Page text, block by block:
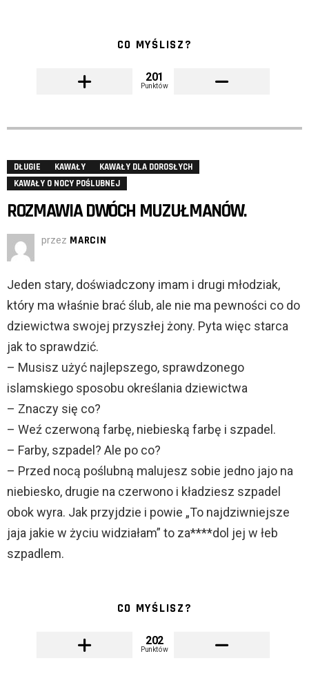
CO MYŚLISZ?
201
Punktów
DŁUGIE KAWAŁY
KAWAŁY DLA DOROSŁYCH
KAWAŁY O NOCY POŚLUBNEJ
ROZMAWIA DWÓCH MUZUŁMANÓW.
przez MARCIN
Jeden stary, doświadczony imam i drugi młodziak,
który ma właśnie brać ślub, ale nie ma pewności co do
dziewictwa swojej przyszłej żony. Pyta więc starca
jak to sprawdzić.
– Musisz użyć najlepszego, sprawdzonego
islamskiego sposobu określania dziewictwa
– Znaczy się co?
– Weź czerwoną farbę, niebieską farbę i szpadel.
– Farby, szpadel? Ale po co?
– Przed nocą poślubną malujesz sobie jedno jajo na
niebiesko, drugie na czerwono i kładziesz szpadel
obok wyra. Jak przyjdzie i powie „To najdziwniejsze
jaja jakie w życiu widziałam” to za****dol jej w łeb
szpadlem.
CO MYŚLISZ?
202
Punktów